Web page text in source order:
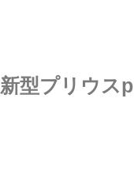
新型プリウス